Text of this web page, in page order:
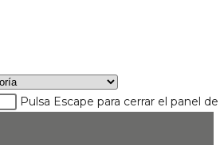
Pulsa Escape para cerrar el panel